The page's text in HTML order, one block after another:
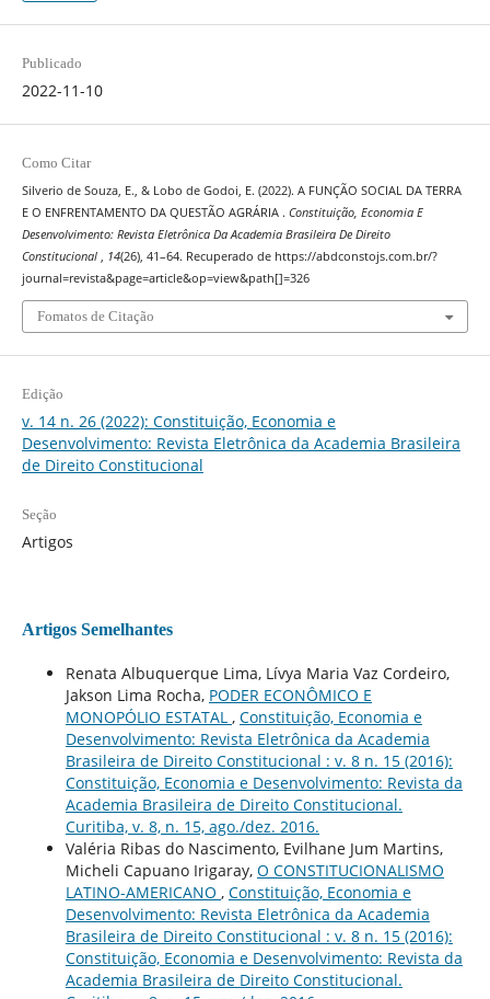
Publicado
2022-11-10
Como Citar
Silverio de Souza, E., & Lobo de Godoi, E. (2022). A FUNÇÃO SOCIAL DA TERRA
E O ENFRENTAMENTO DA QUESTÃO AGRÁRIA . Constituição, Economia E
Desenvolvimento: Revista Eletrônica Da Academia Brasileira De Direito
Constitucional
14(26), 41–64. Recuperado de https://abdconstojs.com.br/?
journal=revista&page=article&op=view&path[]=326
Fomatos de Citação
Edição
v. 14 n. 26 (2022): Constituição, Economia e
Desenvolvimento: Revista Eletrônica da Academia Brasileira
de Direito Constitucional
Seção
Artigos
Artigos Semelhantes
Renata Albuquerque Lima, Lívya Maria Vaz Cordeiro,
Jakson Lima Rocha, PODER ECONÔMICO E
MONOPÓLIO ESTATAL , Constituição, Economia e
Desenvolvimento: Revista Eletrônica da Academia
Brasileira de Direito Constitucional : v. 8 n. 15 (2016):
Constituição, Economia e Desenvolvimento: Revista da
Academia Brasileira de Direito Constitucional.
Curitiba, v. 8, n. 15, ago./dez. 2016.
Valéria Ribas do Nascimento, Evilhane Jum Martins,
Micheli Capuano Irigaray, O CONSTITUCIONALISMO
LATINO-AMERICANO , Constituição, Economia e
Desenvolvimento: Revista Eletrônica da Academia
Brasileira de Direito Constitucional : v. 8 n. 15 (2016):
Constituição, Economia e Desenvolvimento: Revista da
Academia Brasileira de Direito Constitucional.